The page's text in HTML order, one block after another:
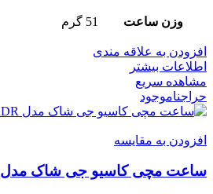
وزن ساعت 51 گرم
افزودن به علاقه مندی
اطلاعات بیشتر
مشاهده سریع
حراجناموجود
افزودن به مقایسه
ساعت مچی کاسیو جی شاک مدل GA-2200-2ADR